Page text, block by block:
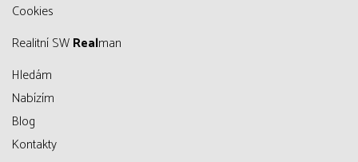
Cookies
Realitní SWRealman
Hledám
Nabízím
Blog
Kontakty